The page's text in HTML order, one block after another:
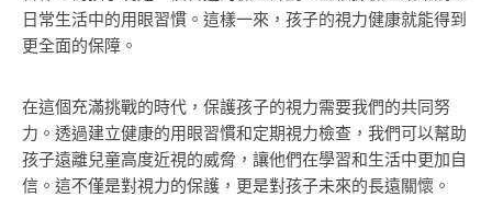
日常生活中的用眼習慣。這樣一來，孩子的視力健康就能得到
更全面的保障。
在這個充滿挑戰的時代，保護孩子的視力需要我們的共同努
力。透過建立健康的用眼習慣和定期視力檢查，我們可以幫助
孩子遠離兒童高度近視的威脅，讓他們在學習和生活中更加自
信。這不僅是對視力的保護，更是對孩子未來的長遠關懷。